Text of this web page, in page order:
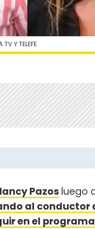
Y TELEFE
Pazos luego
al conductor
en el programa